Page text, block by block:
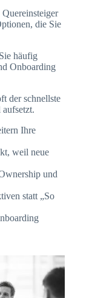
die Sie
häufig
Onboarding
der schnellste
Ihre
weil neue
und
statt „So